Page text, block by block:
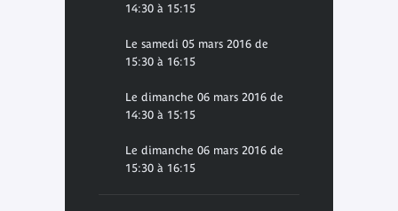
14:30 à 15:15
Le samedi 05 mars 2016 de
15:30 à 16:15
Le dimanche 06 mars 2016 de
14:30 à 15:15
Le dimanche 06 mars 2016 de
15:30 à 16:15